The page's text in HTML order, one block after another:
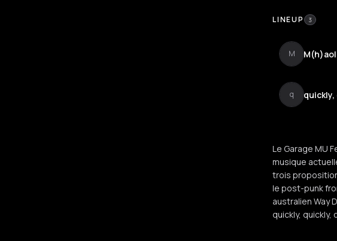
LINEUP 3
M M(h)aol
q quickly,
Le Garage MU
musique
trois
le post-punk
australien Way
quickly,